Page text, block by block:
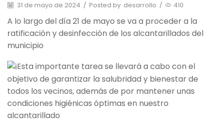
31 de mayo de 2024 / Posted by desarrollo / 410
A lo largo del día 21 de mayo se va a proceder a la
ratificación y desinfección de los alcantarillados del
municipio
Esta importante tarea se llevará a cabo con el
objetivo de garantizar la salubridad y bienestar de
todos los vecinos, además de por mantener unas
condiciones higiénicas óptimas en nuestro
alcantarillado